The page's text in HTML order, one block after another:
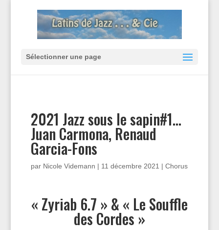
Sélectionner une page
2021 Jazz sous le sapin#1…
Juan Carmona, Renaud
Garcia-Fons
par Nicole Videmann | 11 décembre 2021 | Chorus
« Zyriab 6.7 » & « Le Souffle
des Cordes »